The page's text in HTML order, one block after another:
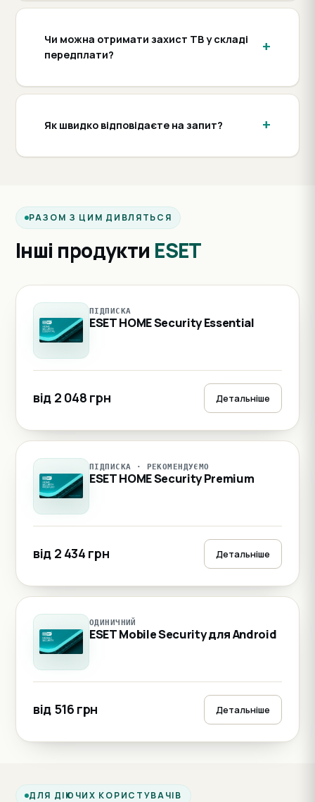
Чи можна отримати захист ТВ у складі
передплати?
Як швидко відповідаєте на запит?
РАЗОМ З ЦИМ ДИВЛЯТЬСЯ
Інші продукти ESET
ПІДПИСКА
ESET HOME Security Essential
від 2 048 грн Детальніше
ПІДПИСКА · РЕКОМЕНДУЄМО
ESET HOME Security Premium
від 2 434 грн Детальніше
ОДИНИЧНИЙ
ESET Mobile Security для Android
від 516 грн Детальніше
ДЛЯ ДІЮЧИХ КОРИСТУВАЧІВ